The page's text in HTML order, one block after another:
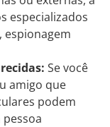
especializados
espionagem
Se você
amigo que
podem